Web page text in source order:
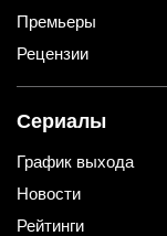
Премьеры
Рецензии
Сериалы
График выхода
Новости
Рейтинги